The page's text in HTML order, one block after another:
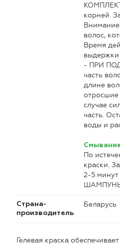
корней.
волос,
Время
выдержки
- ПРИ
часть
длине
отросшие
случае
часть.
воды и
По
краски.
2-5 минут
Страна-
производитель
Беларусь
Гелевая краска